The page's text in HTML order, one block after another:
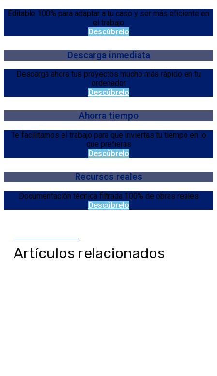
Editable 100% para adaptar a tu caso y ser más eficiente en
el trabajo
Descúbrelo
Descarga inmediata
Descarga ahora tus proyectos mucho más rápido en tu
ordenador
Descúbrelo
Ahorra tiempo
Te facilitamos el trabajo para que inviertas tu tiempo en lo
que prefieras
Descúbrelo
Recursos reales
Documentación técnica filtrada 100% de obras reales
Descúbrelo
Artículos relacionados